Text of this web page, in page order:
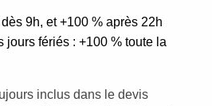
9h, et +100 % après 22h
jours fériés : +100 % toute la
inclus dans le devis